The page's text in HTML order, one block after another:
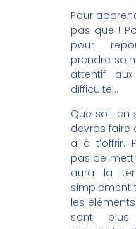
Pour
pas que !
pour
prendre
attentif
difficulté…
Que soit en
devras faire
a à t’offrir.
pas de
aura la
simplement
les
sont